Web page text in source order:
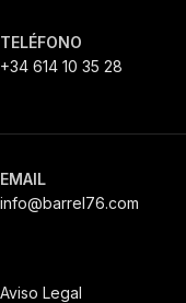
TELÉFONO
+34 614 10 35 28
EMAIL
info@barrel76.com
Aviso Legal